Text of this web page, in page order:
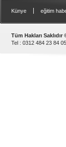
Künye eğitim
Tüm Hakları
Tel : 0312 484 23 84